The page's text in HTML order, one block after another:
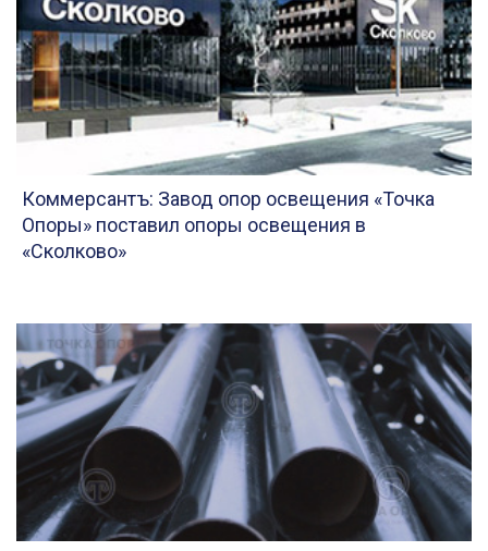
Коммерсантъ: Завод опор освещения «Точка
Опоры» поставил опоры освещения в
«Сколково»